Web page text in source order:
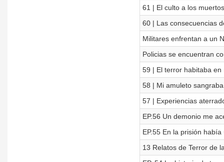
61 | El culto a los
60 | Las consecuencias
Militares enfrentan a un
Policias se encuentran
59 | El terror habitaba en
58 | Mi amuleto
57 | Experiencias
EP.56 Un demonio me
EP.55 En la prisión
13 Relatos de Terror de